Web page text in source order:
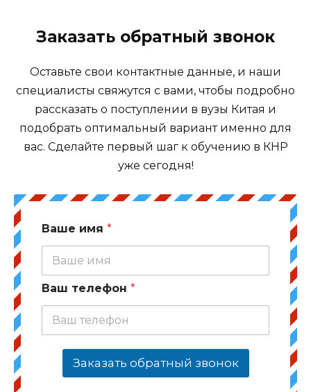
Заказать обратный звонок
Оставьте свои контактные данные, и наши
специалисты свяжутся с вами, чтобы подробно
рассказать о поступлении в вузы Китая и
подобрать оптимальный вариант именно для
вас. Сделайте первый шаг к обучению в КНР
уже сегодня!
Ваше имя *
Ваш телефон *
Заказать обратный звонок